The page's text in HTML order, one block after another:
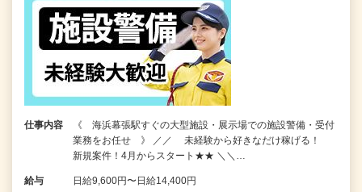
仕事内容
《 海浜幕張駅すぐの大型施設・展示場での施設警備・受付
業務をお任せ 》 ／／ 未経験から好きなだけ稼げる！
新規案件！4月からスタート★★ ＼＼…
給与 日給9,600円〜日給14,400円